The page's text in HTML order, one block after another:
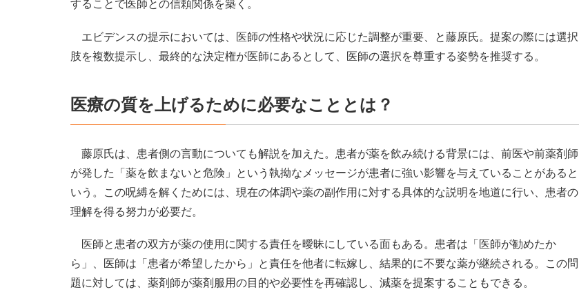
することで医師との信頼関係を築く。
エビデンスの提示においては、医師の性格や状況に応じた調整が重要、と藤原氏。提案の際には選択
肢を複数提示し、最終的な決定権が医師にあるとして、医師の選択を尊重する姿勢を推奨する。
医療の質を上げるために必要なこととは？
藤原氏は、患者側の言動についても解説を加えた。患者が薬を飲み続ける背景には、前医や前薬剤師
が発した「薬を飲まないと危険」という執拗なメッセージが患者に強い影響を与えていることがあると
いう。この呪縛を解くためには、現在の体調や薬の副作用に対する具体的な説明を地道に行い、患者の
理解を得る努力が必要だ。
医師と患者の双方が薬の使用に関する責任を曖昧にしている面もある。患者は「医師が勧めたか
ら」、医師は「患者が希望したから」と責任を他者に転嫁し、結果的に不要な薬が継続される。この問
題に対しては、薬剤師が薬剤服用の目的や必要性を再確認し、減薬を提案することもできる。